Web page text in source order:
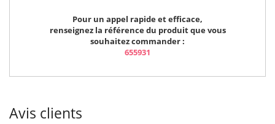
Pour un appel rapide et efficace,
renseignez la référence du produit que vous
souhaitez commander :
655931
Avis clients